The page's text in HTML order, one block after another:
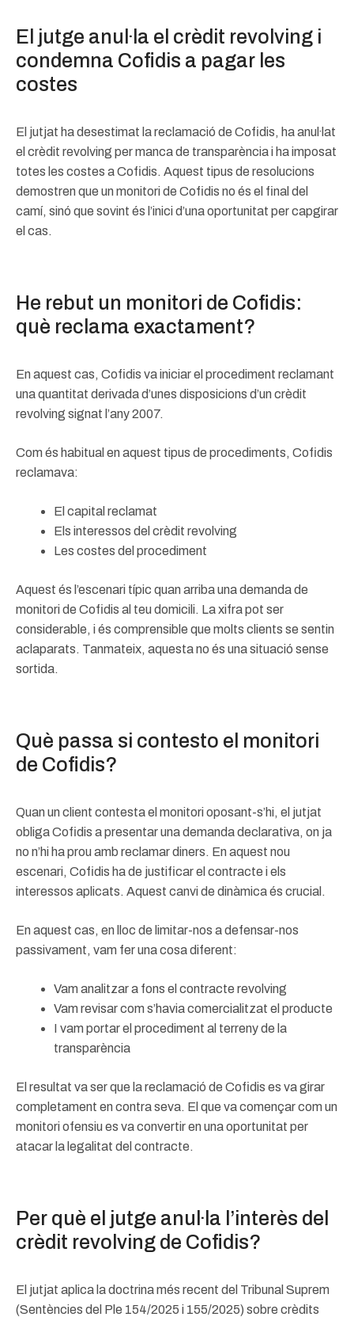
El jutge anul·la el crèdit revolving i
condemna Cofidis a pagar les
costes
El jutjat ha desestimat la reclamació de Cofidis, ha anul·lat
el crèdit revolving per manca de transparència i ha imposat
totes les costes a Cofidis. Aquest tipus de resolucions
demostren que un monitori de Cofidis no és el final del
camí, sinó que sovint és l’inici d’una oportunitat per capgirar
el cas.
He rebut un monitori de Cofidis:
què reclama exactament?
En aquest cas, Cofidis va iniciar el procediment reclamant
una quantitat derivada d’unes disposicions d’un crèdit
revolving signat l’any 2007.
Com és habitual en aquest tipus de procediments, Cofidis
reclamava:
El capital reclamat
Els interessos del crèdit revolving
Les costes del procediment
Aquest és l’escenari típic quan arriba una demanda de
monitori de Cofidis al teu domicili. La xifra pot ser
considerable, i és comprensible que molts clients se sentin
aclaparats. Tanmateix, aquesta no és una situació sense
sortida.
Què passa si contesto el monitori
de Cofidis?
Quan un client contesta el monitori oposant-s’hi, el jutjat
obliga Cofidis a presentar una demanda declarativa, on ja
no n’hi ha prou amb reclamar diners. En aquest nou
escenari, Cofidis ha de justificar el contracte i els
interessos aplicats. Aquest canvi de dinàmica és crucial.
En aquest cas, en lloc de limitar-nos a defensar-nos
passivament, vam fer una cosa diferent:
Vam analitzar a fons el contracte revolving
Vam revisar com s’havia comercialitzat el producte
I vam portar el procediment al terreny de la
transparència
El resultat va ser que la reclamació de Cofidis es va girar
completament en contra seva. El que va començar com un
monitori ofensiu es va convertir en una oportunitat per
atacar la legalitat del contracte.
Per què el jutge anul·la l’interès del
crèdit revolving de Cofidis?
El jutjat aplica la doctrina més recent del Tribunal Suprem
(Sentències del Ple 154/2025 i 155/2025) sobre crèdits